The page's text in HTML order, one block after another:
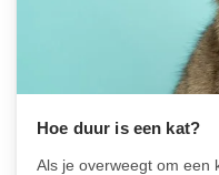
Hoe duur is een kat?
Als je overweegt om een